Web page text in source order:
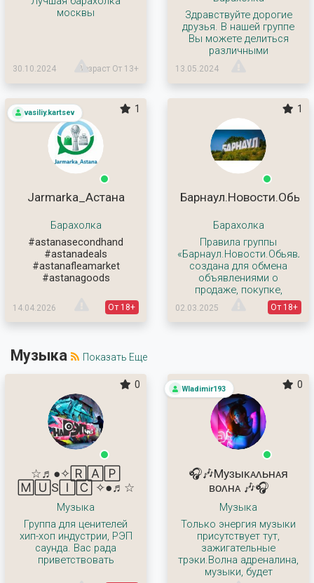
москвы
30.10.2024 Возраст От 13+
Здравствуйте дорогие
друзья. В нашей группе
Вы можете делиться
различными
13.05.2024
vasiliy.kartsev 1
Jarmarka_Астана
Барахолка
#astanasecondhand
#astanadeals
#astanafleamarket
#astanagoods
14.04.2026 От 18+
1
Барахолка
Правила группы
создана для обмена
объявлениями о
продаже, покупке,
02.03.2025 От 18+
Музыка Показать Еще
0
☆♬●✧🅁🄰🄿
🄼🅄S🄸🄲 ✧●♬☆
Музыка
Группа для ценителей
хип-хоп индустрии, РЭП
саунда. Вас рада
приветствовать
Wladimir193 0
🎧🎶Муɜыᴋᴀᴧьнᴀя
ʙᴏᴧнᴀ 🎶🎧
Музыка
Только энергия музыки
присутствует тут,
зажигательные
трэки.Волна адреналина,
музыки, будет